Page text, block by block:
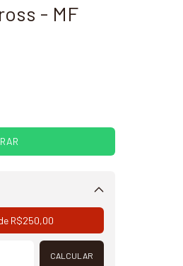
- MF
R$250,00
CALCULAR